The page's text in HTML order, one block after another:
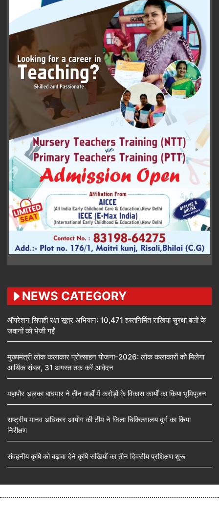
NEWS CATEGORY
ऑपरेशन सिपाही रक्षा सूत्र अभियान: 10,471 हस्तनिर्मित राखियां सुरक्षा बलों के
जवानों को भेजी गईं
मुख्यमंत्री लोक कलाकार प्रोत्साहन योजना-2026: लोक कलाकारों को मिलेगा
आर्थिक संबल, 31 अगस्त तक करें आवेदन
महापौर अलका बाघमार ने तीन वार्डों में करोड़ों के विकास कार्यों का किया भूमिपूजन
राष्ट्रीय मानव अधिकार आयोग की टीम ने जिला चिकित्सालय दुर्ग का किया
निरीक्षण
संवहनीय कृषि को बढ़ावा देने कृषि सखियों का तीन दिवसीय प्रशिक्षण शुरू